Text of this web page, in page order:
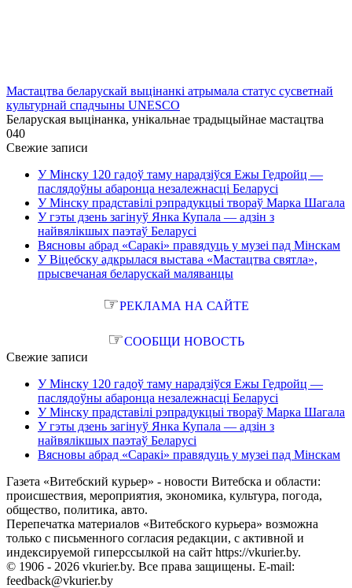
Мастацтва беларускай выцінанкі атрымала статус сусветнай
культурнай спадчыны UNESCO
Беларуская выцінанка, унікальнае традыцыйнае мастацтва
040
Свежие записи
У Мінску 120 гадоў таму нарадзіўся Ежы Гедройц —
паслядоўны абаронца незалежнасці Беларусі
У Мінску прадставілі рэпрадукцыі твораў Марка Шагала
У гэты дзень загінуў Янка Купала — адзін з
найвялікшых паэтаў Беларусі
Вясновы абрад «Саракі» правядуць у музеі пад Мінскам
У Віцебску адкрылася выстава «Мастацтва святла»,
прысвечаная беларускай маляванцы
☞РЕКЛАМА НА САЙТЕ
☞СООБЩИ НОВОСТЬ
Свежие записи
У Мінску 120 гадоў таму нарадзіўся Ежы Гедройц —
паслядоўны абаронца незалежнасці Беларусі
У Мінску прадставілі рэпрадукцыі твораў Марка Шагала
У гэты дзень загінуў Янка Купала — адзін з
найвялікшых паэтаў Беларусі
Вясновы абрад «Саракі» правядуць у музеі пад Мінскам
Газета «Витебский курьер» - новости Витебска и области:
происшествия, мероприятия, экономика, культура, погода,
общество, политика, авто.
Перепечатка материалов «Витебского курьера» возможна
только с письменного согласия редакции, с активной и
индексируемой гиперссылкой на сайт https://vkurier.by.
© 1906 - 2026 vkurier.by. Все права защищены. E-mail:
feedback@vkurier.by